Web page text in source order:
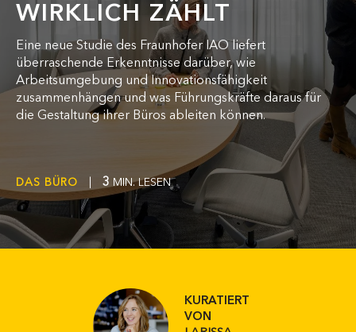
WIRKLICH ZÄHLT
Eine neue Studie des Fraunhofer IAO liefert
überraschende Erkenntnisse darüber, wie
Arbeitsumgebung und Innovationsfähigkeit
zusammenhängen und was Führungskräfte daraus für
die Gestaltung ihrer Büros ableiten können.
DAS BÜRO 3 MIN. LESEN
KURATIERT
VON